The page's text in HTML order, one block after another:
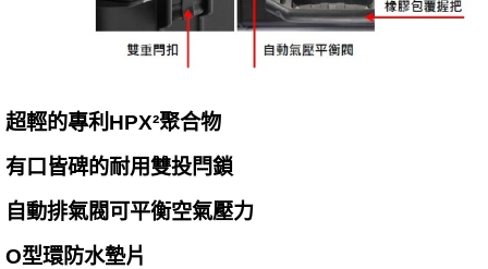
超輕的專利HPX²聚合物
有口皆碑的耐用雙投閂鎖
自動排氣閥可平衡空氣壓力
O型環防水墊片